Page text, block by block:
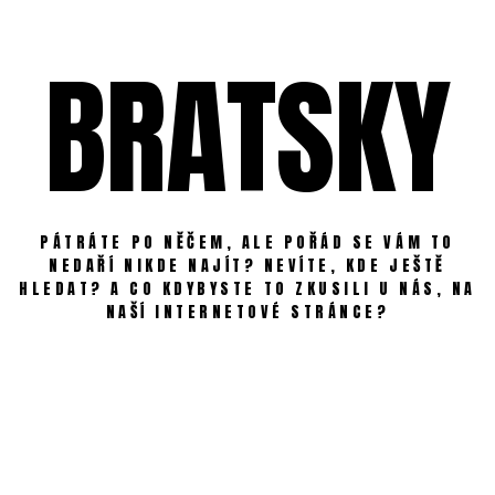
BRATSKY
PÁTRÁTE PO NĚČEM, ALE POŘÁD SE VÁM TO
NEDAŘÍ NIKDE NAJÍT? NEVÍTE, KDE JEŠTĚ
HLEDAT? A CO KDYBYSTE TO ZKUSILI U NÁS, NA
NAŠÍ INTERNETOVÉ STRÁNCE?